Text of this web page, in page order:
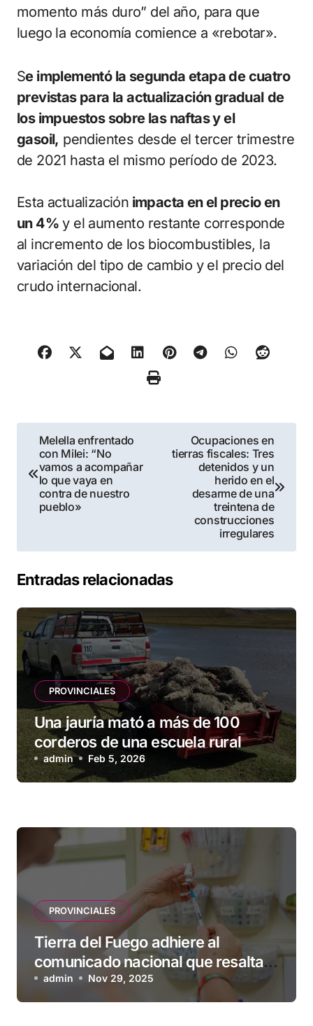
momento más duro” del año, para que
luego la economía comience a «rebotar».
Se implementó la segunda etapa de cuatro
previstas para la actualización gradual de
los impuestos sobre las naftas y el
gasoil, pendientes desde el tercer trimestre
de 2021 hasta el mismo período de 2023.
Esta actualización impacta en el precio en
un 4% y el aumento restante corresponde
al incremento de los biocombustibles, la
variación del tipo de cambio y el precio del
crudo internacional.
Navegación
de
entradas
Melella enfrentado
con Milei: “No
vamos a acompañar
lo que vaya en
contra de nuestro
pueblo»
Ocupaciones en
tierras fiscales: Tres
detenidos y un
herido en el
desarme de una
treintena de
construcciones
irregulares
Entradas relacionadas
PROVINCIALES
Una jauría mató a más de 100
corderos de una escuela rural
admin Feb 5, 2026
PROVINCIALES
Tierra del Fuego adhiere al
comunicado nacional que resalta
la seguridad y eficacia de las
vacunas
admin Nov 29, 2025